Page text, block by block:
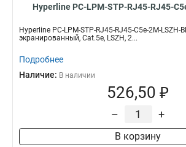
Hyperline PC-LPM-STP-RJ45-RJ45-
Hyperline PC-LPM-STP-RJ45-RJ45-C5e-2M-LSZH-
экранированный, Cat.5e, LSZH, 2...
Подробнее
Наличие: В наличии
526,50 ₽
– +
В корзину